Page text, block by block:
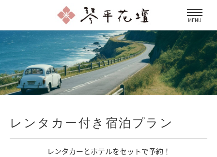
MENU
レンタカー付き宿泊プラン
レンタカーとホテルをセットで予約！